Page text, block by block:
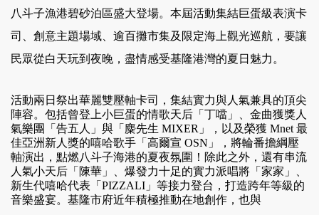
八斗子漁港碧砂泊區盛大登場。本屆活動集結巨蛋級表演卡
司、創意主題場域、逾百攤市集及限定海上觀光巡航，要讓
民眾從白天玩到夜晚，盡情感受基隆港灣的夏日魅力。
活動兩日祭出華麗雙壓軸卡司，集結實力與人氣兼具的頂尖
陣容。包括曾登上小巨蛋的情歌天后「丁噹」、金曲獲獎人
氣樂團「告五人」與「麋先生 MIXER」，以及榮獲 Mnet 最
佳亞洲新人獎的嘻哈歌手「高爾宣 OSN」，將輪番擔綱壓
軸演出，點燃八斗子海港的夏夜氛圍！除此之外，還有串流
人氣小天后「陳華」、爆發力十足的實力派唱將「家家」、
新生代嘻哈代表「PIZZALI」等接力登台，打造跨年等級的
音樂盛宴。基隆市府近年積極推動在地創作，也與